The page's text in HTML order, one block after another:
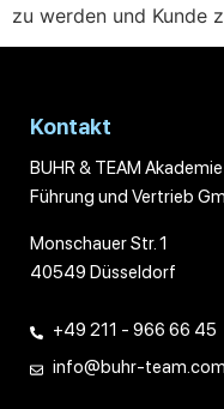
zu werden und Kunde
Kontakt
BUHR & TEAM
Führung und Vertrieb
Monschauer Str. 1
40549 Düsseldorf
+49 211 - 966 66 45
info@buhr-team.com